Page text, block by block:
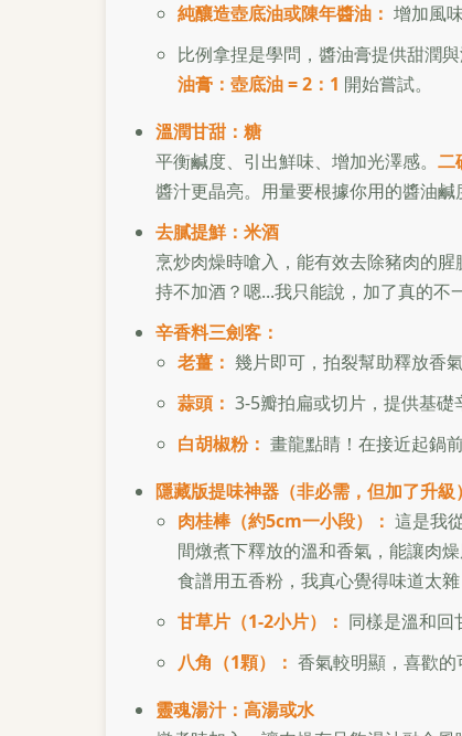
純釀造壺底油或陳年醬油： 增加風
比例拿捏是學問，醬油膏提供甜潤
油膏：壺底油 = 2：1 開始嘗試。
溫潤甘甜：糖
平衡鹹度、引出鮮味、增加光澤感。 二
醬汁更晶亮。用量要根據你用的醬油鹹
去膩提鮮：米酒
烹炒肉燥時嗆入，能有效去除豬肉的腥
持不加酒？嗯...我只能說，加了真的不
辛香料三劍客：
老薑： 幾片即可，拍裂幫助釋放香
蒜頭： 3-5瓣拍扁或切片，提供基礎
白胡椒粉： 畫龍點睛！在接近起鍋
隱藏版提味神器（非必需，但加了升級
肉桂棒（約5cm一小段）： 這是我
間燉煮下釋放的溫和香氣，能讓肉
食譜用五香粉，我真心覺得味道太
甘草片（1-2小片）： 同樣是溫和回
八角（1顆）： 香氣較明顯，喜歡的
靈魂湯汁：高湯或水